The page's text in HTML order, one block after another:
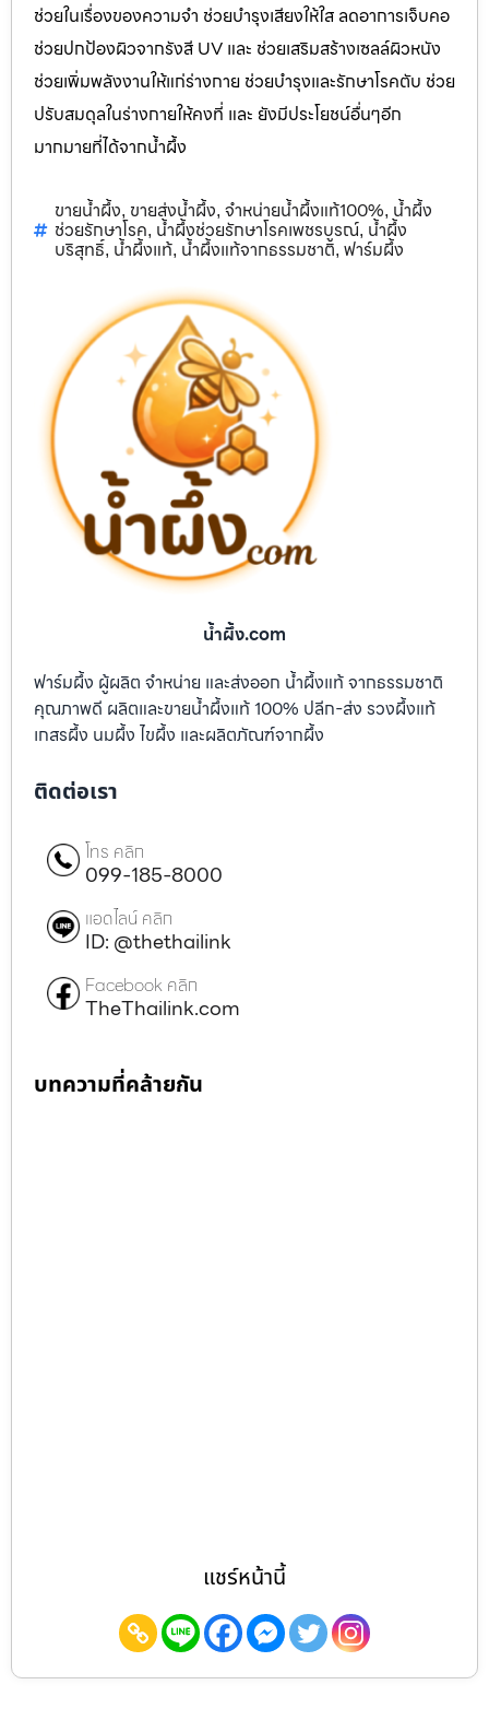
ช่วยในเรื่องของความจำ ช่วยบำรุงเสียงให้ใส ลดอาการเจ็บคอ
ช่วยปกป้องผิวจากรังสี UV และ ช่วยเสริมสร้างเซลล์ผิวหนัง
ช่วยเพิ่มพลังงานให้แก่ร่างกาย ช่วยบำรุงและรักษาโรคตับ ช่วย
ปรับสมดุลในร่างกายให้คงที่ และ ยังมีประโยชน์อื่นๆอีก
มากมายที่ได้จากน้ำผึ้ง
ขายน้ำผึ้ง, ขายส่งน้ำผึ้ง, จำหน่ายน้ำผึ้งแท้100%, น้ำผึ้ง
ช่วยรักษาโรค, น้ำผึ้งช่วยรักษาโรคเพชรบูรณ์, น้ำผึ้ง
บริสุทธิ์, น้ำผึ้งแท้, น้ำผึ้งแท้จากธรรมชาติ, ฟาร์มผึ้ง
น้ำผึ้ง.com
ฟาร์มผึ้ง ผู้ผลิต จำหน่าย และส่งออก น้ำผึ้งแท้ จากธรรมชาติ
คุณภาพดี ผลิตและขายน้ำผึ้งแท้ 100% ปลีก-ส่ง รวงผึ้งแท้
เกสรผึ้ง นมผึ้ง ไขผึ้ง และผลิตภัณฑ์จากผึ้ง
ติดต่อเรา
โทร คลิก
099-185-8000
แอดไลน์ คลิก
ID: @thethailink
Facebook คลิก
TheThailink.com
บทความที่คล้ายกัน
แชร์หน้านี้